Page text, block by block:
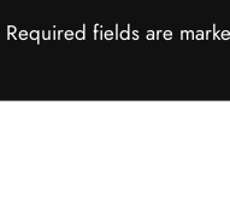
Required fields are